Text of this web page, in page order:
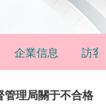
企業信息 訪客
管理局關于不合格